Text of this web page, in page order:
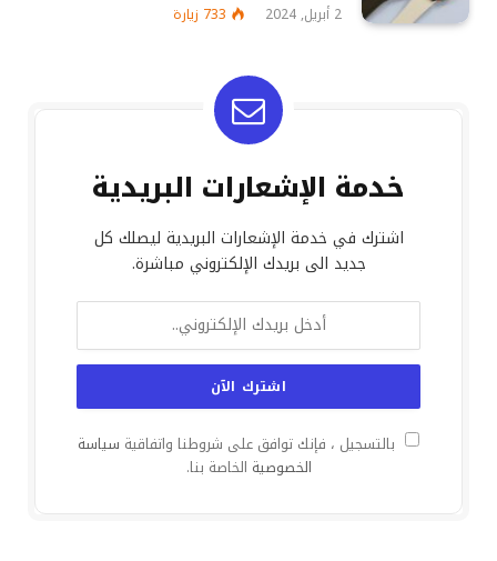
2 أبريل, 2024 733 زيارة
خدمة الإشعارات البريدية
اشترك في خدمة الإشعارات البريدية ليصلك كل
جديد الى بريدك الإلكتروني مباشرة.
بالتسجيل ، فإنك توافق على شروطنا واتفاقية سياسة
الخصوصية الخاصة بنا.